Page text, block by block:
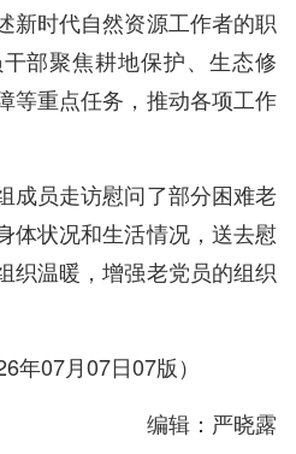
新时代自然资源工作者的职
部聚焦耕地保护、生态修
等重点任务，推动各项工作
成员走访慰问了部分困难老
体状况和生活情况，送去慰
织温暖，增强老党员的组织
年07月07日07版）
编辑：严晓露